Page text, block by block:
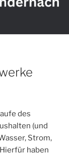
des
(und
Strom,
haben